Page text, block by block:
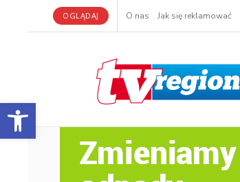
Otwórz pasek narzędzi
OGLĄDAJ O nas Jak się reklamować